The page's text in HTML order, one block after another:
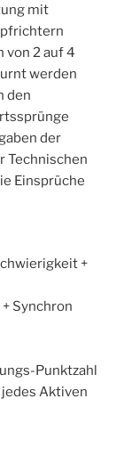
mit
von 2 auf 4
werden
den
der
Technischen
Einsprüche
+
Synchron
Punktzahl
Aktiven